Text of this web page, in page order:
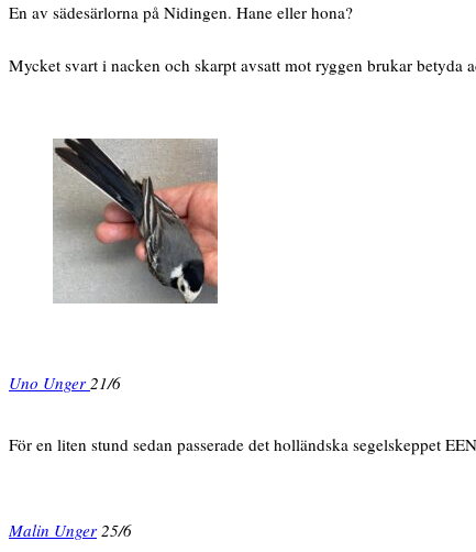
En av sädesärlorna på Nidingen. Hane eller hona?
Mycket svart i nacken och skarpt avsatt mot ryggen brukar
Uno Unger21/6
För en liten stund sedan passerade det holländska segelskeppet
Malin Unger 25/6